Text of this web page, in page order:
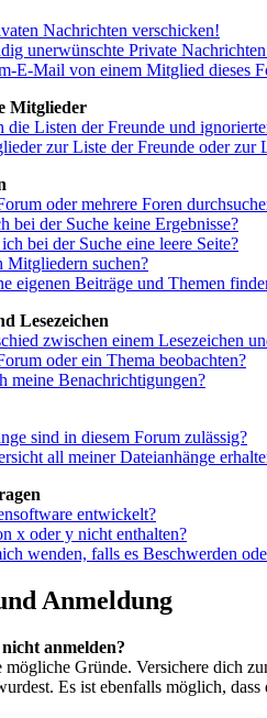
Nachrichten verschicken!
unerwünschte Private
E-Mail von einem Mitglied dieses
Mitglieder
die Listen der Freunde und
zur Liste der Freunde oder zur
oder mehrere Foren
bei der Suche keine Ergebnisse?
bei der Suche eine leere Seite?
Mitgliedern suchen?
eigenen Beiträge und Themen
Lesezeichen
zwischen einem Lesezeichen
oder ein Thema beobachten?
meine Benachrichtigungen?
sind in diesem Forum zulässig?
all meiner Dateianhänge
entwickelt?
x oder y nicht enthalten?
wenden, falls es Beschwerden
Anmeldung
anmelden?
Gründe. Versichere dich
Es ist ebenfalls möglich,